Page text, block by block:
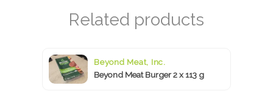
Beyond Meat, Inc.
Beyond Meat Burger 2 x 113 g